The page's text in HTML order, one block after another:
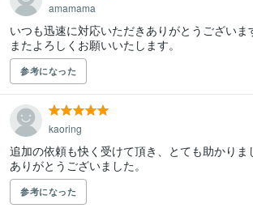
amamama
いつも迅速に対応いただきありがとうございま
またよろしくお願いいたします。
参考になった
kaoring
追加の依頼も快く受けて頂き、とても助かりま
ありがとうございました。
参考になった